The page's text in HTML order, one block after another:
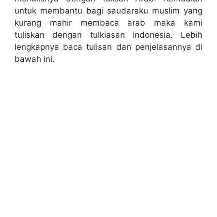
untuk membantu bagi saudaraku muslim yang
kurang mahir membaca arab maka kami
tuliskan dengan tulkiasan Indonesia. Lebih
lengkapnya baca tulisan dan penjelasannya di
bawah ini.